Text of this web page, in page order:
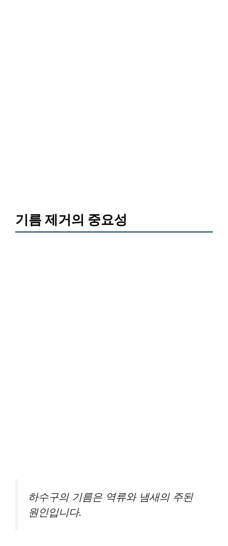
기름 제거의 중요성
하수구의 기름은 역류와 냄새의 주된
원인입니다.